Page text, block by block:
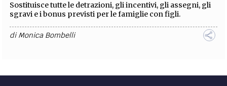
Sostituisce tutte le detrazioni, gli incentivi, gli assegni, gli
sgravi e i bonus previsti per le famiglie con figli.
diMonica Bombelli
all’INPS